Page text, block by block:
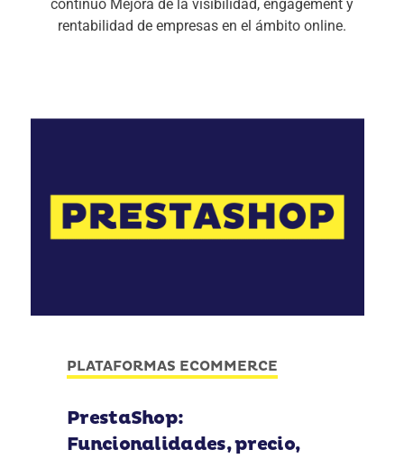
continuo Mejora de la visibilidad, engagement y
rentabilidad de empresas en el ámbito online.
PLATAFORMAS ECOMMERCE
PrestaShop:
Funcionalidades, precio,